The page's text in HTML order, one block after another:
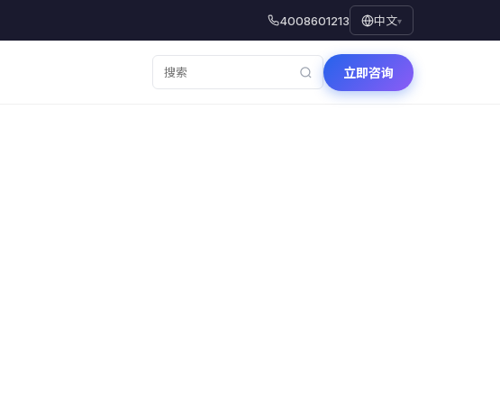
4008601213 中文▾
立即咨询